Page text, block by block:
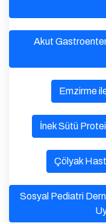
Akut
Emzirme
İnek Sütü
Çölyak
Sosyal Pediatri